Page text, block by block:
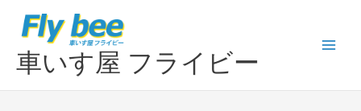
車いす屋 フライビー